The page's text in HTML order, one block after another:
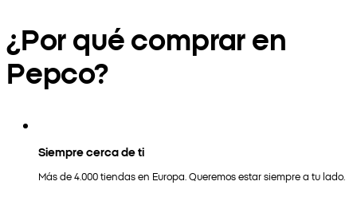
¿Por qué comprar en
Pepco?
Siempre cerca de ti
Más de 4.000 tiendas en Europa. Queremos estar siempre a tu lado.